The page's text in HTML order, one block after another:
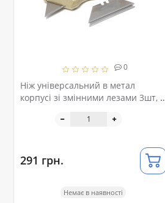
0
Ніж універсальний в метал
корпусі зі змінними лезами 3шт, в
291 грн.
Немає в наявності